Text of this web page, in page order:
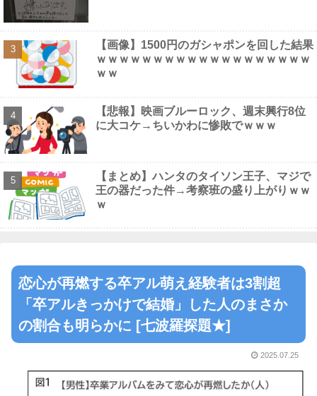
Powered by livedoor 相互RSS
【画像】1500円のガシャポンを回した結果
ｗｗｗｗｗｗｗｗｗｗｗｗｗｗｗｗｗｗｗ
ｗｗ
【悲報】映画ブルーロック、週末興行8位
に大コケ→ちいかわに惨敗でｗｗｗ
【まとめ】ハンタのタイソン王子、マジで
王の器だった件→考察班の盛り上がりｗｗ
ｗ
恋心が再燃する卒アル萌え経験者は3割超
「卒アルきっかけで結婚」した人のまさか
の割合も明らかに [七波羅探題★]
2025.07.25